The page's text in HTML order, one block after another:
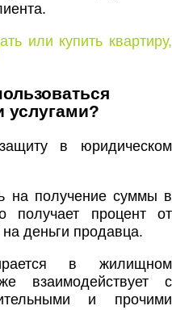
или купить квартиру,
услугами?
в юридическом
на получение суммы в
получает процент от
деньги продавца.
в жилищном
взаимодействует с
и прочими